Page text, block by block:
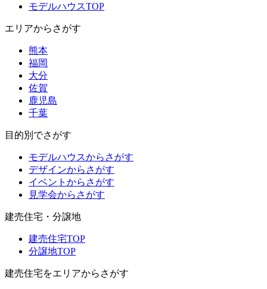
モデルハウスTOP
エリアからさがす
熊本
福岡
大分
佐賀
鹿児島
千葉
目的別でさがす
モデルハウスからさがす
デザインからさがす
イベントからさがす
見学会からさがす
建売住宅・分譲地
建売住宅TOP
分譲地TOP
建売住宅をエリアからさがす